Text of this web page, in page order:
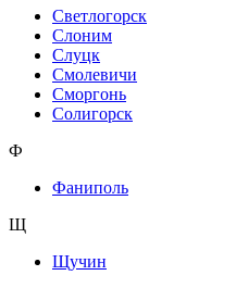
Светлогорск
Слоним
Слуцк
Смолевичи
Сморгонь
Солигорск
Ф
Фаниполь
Щ
Щучин